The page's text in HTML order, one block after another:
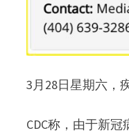
3月28日星期六，
CDC称，由于新